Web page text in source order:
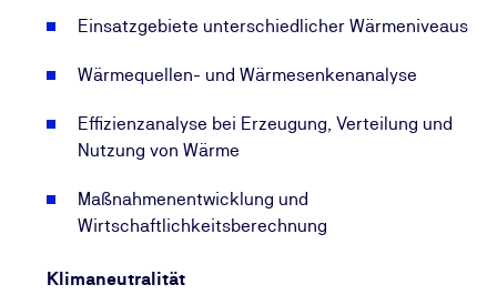
Einsatzgebiete unterschiedlicher Wärmeniveaus
Wärmequellen- und Wärmesenkenanalyse
Effizienzanalyse bei Erzeugung, Verteilung und
Nutzung von Wärme
Maßnahmenentwicklung und
Wirtschaftlichkeitsberechnung
Klimaneutralität